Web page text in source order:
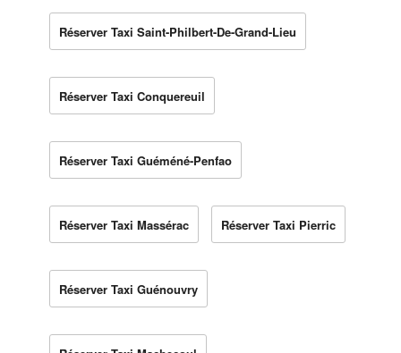
Réserver Taxi Saint-Philbert-De-Grand-Lieu
Réserver Taxi Conquereuil
Réserver Taxi Guéméné-Penfao
Réserver Taxi Massérac Réserver Taxi Pierric
Réserver Taxi Guénouvry